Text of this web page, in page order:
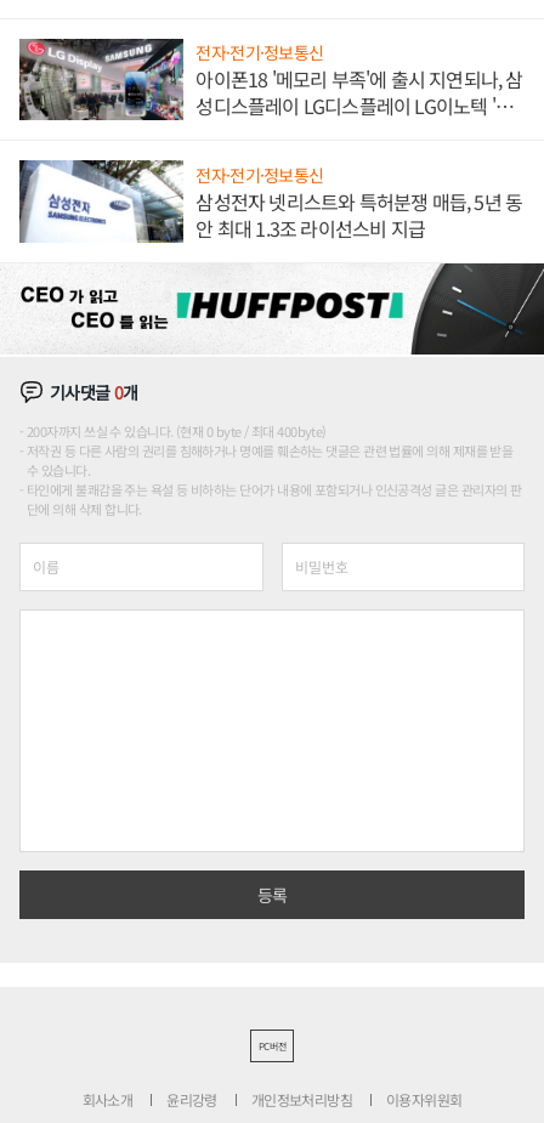
전자·전기·정보통신
아이폰18 '메모리 부족'에 출시 지연되나, 삼
성디스플레이 LG디스플레이 LG이노텍 '탈
전자·전기·정보통신
삼성전자 넷리스트와 특허분쟁 매듭, 5년 동
안 최대 1.3조 라이선스비 지급
기사댓글0개
200자까지 쓰실 수 있습니다. (현재 0 byte / 최대 400byte)
저작권 등 다른 사람의 권리를 침해하거나 명예를 훼손하는 댓글은 관련 법률에 의해 제재를 받을
수 있습니다.
타인에게 불쾌감을 주는 욕설 등 비하하는 단어가 내용에 포함되거나 인신공격성 글은 관리자의 판
단에 의해 삭제 합니다.
PC버전
회사소개 윤리강령 개인정보처리방침 이용자위원회